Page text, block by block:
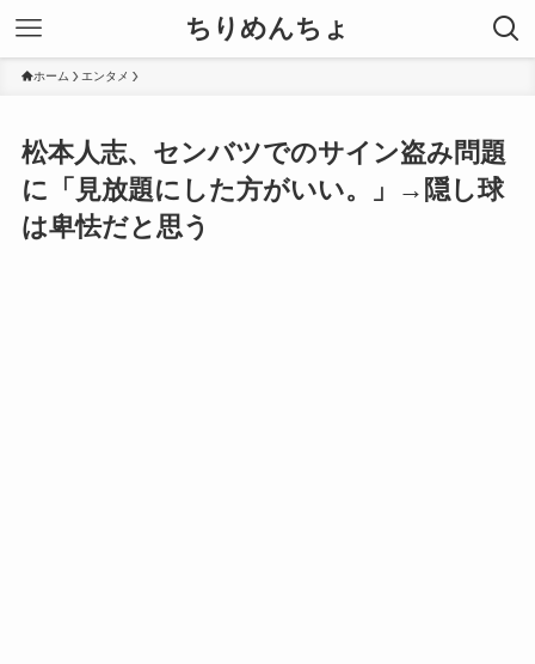
ちりめんちょ
ホーム エンタメ
松本人志、センバツでのサイン盗み問題
に「見放題にした方がいい。」→隠し球
は卑怯だと思う